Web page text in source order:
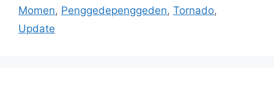
Momen, Penggedepenggeden, Tornado,
Update